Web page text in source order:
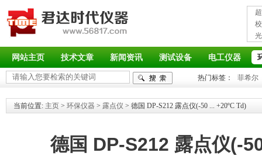
网站主页 技术文章 新闻资讯 测试设备 电工仪器
热门标签： 菲希尔
当前位置: 主页 > 环保仪器 > 露点仪 > 德国 DP-S212 露点仪(-50 ... +20ºC Td)
德国 DP-S212 露点仪(-